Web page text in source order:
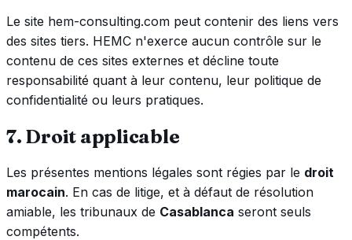
Le site hem-consulting.com peut contenir des liens vers
des sites tiers. HEMC n'exerce aucun contrôle sur le
contenu de ces sites externes et décline toute
responsabilité quant à leur contenu, leur politique de
confidentialité ou leurs pratiques.
7. Droit applicable
Les présentes mentions légales sont régies par le droit
marocain. En cas de litige, et à défaut de résolution
amiable, les tribunaux de Casablanca seront seuls
compétents.